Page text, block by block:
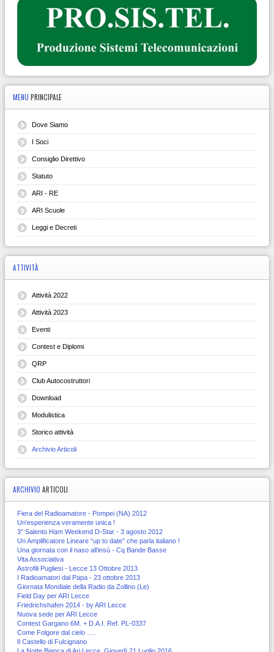
MENU PRINCIPALE
Dove Siamo
I Soci
Consiglio Direttivo
Statuto
ARI - RE
ARI Scuole
Leggi e Decreti
ATTIVITÀ
Attività 2022
Attività 2023
Eventi
Contest e Diplomi
QRP
Club Autocostruttori
Download
Modulistica
Storico attività
Archivio Articoli
ARCHIVIO ARTICOLI
Fiera del Radioamatore - Pompei (NA) 2012
Un'esperienza veramente unica !
3° Salento Ham Weekend D-Star - 3 agosto 2012
Un Amplificatore Lineare “up to date” che parla italiano !
Una giornata con il naso all’insù - Cq Bande Basse
Vita Associativa
Astrofili Pugliesi - Lecce 13 Ottobre 2013
I Radioamatori dal Papa - 23 ottobre 2013
Giornata Mondiale della Radio da Zollino (Le)
Field Day per ARI Lecce
Friedrichshafen 2014 - by ARI Lecce
Nuova sede per ARI Lecce
Contest Gargano 6M. + D.A.I. Ref. PL-0337
Come Folgore dal cielo ….
Il Castello di Fulcignano
La Notte Bianca di Ari Lecce, Giovedì 21 Luglio 2016